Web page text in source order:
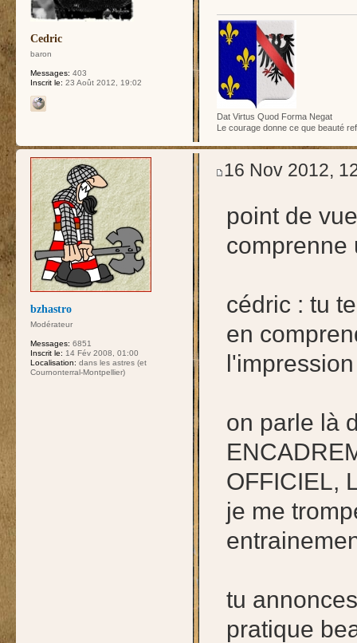
Cedric
baron
Messages: 403
Inscrit le: 23 Août 2012, 19:02
Dat Virtus Quod Forma Negat
Le courage donne ce que beauté
bzhastro
Modérateur
Messages: 6851
Inscrit le: 14 Fév 2008, 01:00
Localisation: dans les astres (et
Cournonterral-Montpellier)
16 Nov 2012,
point de
comprenne
cédric : tu
en
on parle là
OFFICIEL,
je me
tu
pratique